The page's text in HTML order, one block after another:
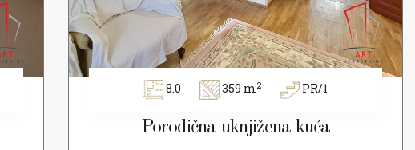
8.0 359 m2 PR/1
Porodična uknjižena kuća